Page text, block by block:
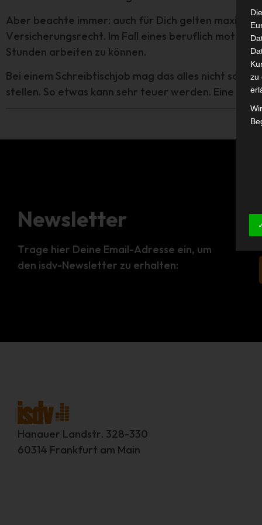
Aber beachte immer: auch für Dich gelten
Versicherungsrecht. Im Fall eines beruflich
Stunden arbeiten zu können.
Bei einem Schreibtischjob mag das alles nicht so
stellen. So etwas kann sehr teuer werden. Eine
Newsletter
Trage hier Deine Email-Adresse ein, um
den isdv-Newsletter zu erhalten:
Hanauer Landstr. 328-330
60314 Frankfurt am Main
zu